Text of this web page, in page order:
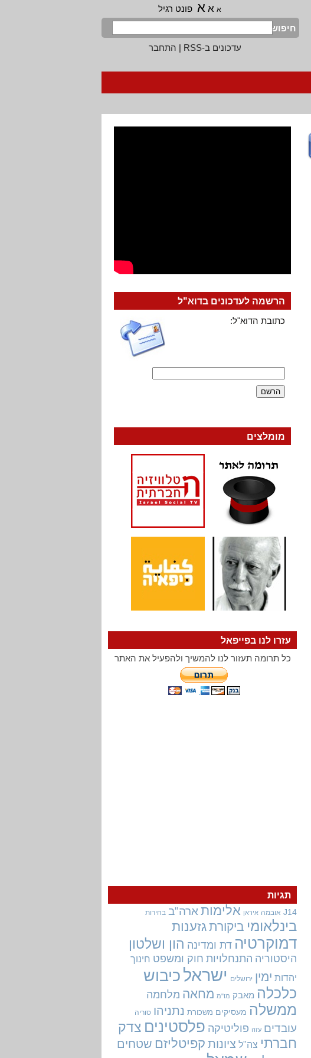
א א א פונט רגיל
חיפוש
עדכונים ב-RSS
| התחבר
הרשמה לעדכונים בדוא"ל
כתובת הדוא"ל:
מומלצים
עזרו לנו בפייפאל
כל תרומה תעזור לנו להמשיך ולהפעיל את האתר
תגיות
J14 אובמה איראן אלימות ארה"ב בחירות
בינלאומי ביקורתגזענות
דמוקרטיה דת ומדינה הון ושלטון
היסטוריה התנחלויות חוק ומשפט חינוך
יהדות ימין ירושלים ישראל כיבוש
כלכלה מאבק מו"מ מחאה מלחמה
ממשלה מעסיקים משכורת נתניהו סוריה
עובדים עזה פוליטיקה פלסטינים צדק
חברתי צה"ל ציונות קפיטליזם שטחים